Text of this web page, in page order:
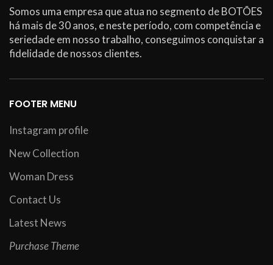
Somos uma empresa que atua no segmento de BOTÕES
há mais de 30 anos, e neste período, com competência e
seriedade em nosso trabalho, conseguimos conquistar a
fidelidade de nossos clientes.
FOOTER MENU
Instagram profile
New Collection
Woman Dress
Contact Us
Latest News
Purchase Theme